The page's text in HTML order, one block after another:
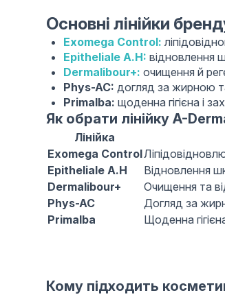
Основні лінійки
Exomega Control:
Epitheliale A.H: відновлення
Dermalibour+: очищення й
Phys-AC: догляд за жирною
Primalba: щоденна гігієна і
Як обрати лінійку A-
Лінійка
Exomega Control
Epitheliale A.H
Відновлення
Dermalibour+
Очищення та
Phys-AC
Догляд за
Primalba
Щоденна
Кому підходить